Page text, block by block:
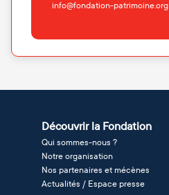
info@fondation-patrimoine.org
Découvrir la Fondation
Qui sommes-nous ?
Notre organisation
Nos partenaires et mécènes
Actualités / Espace presse